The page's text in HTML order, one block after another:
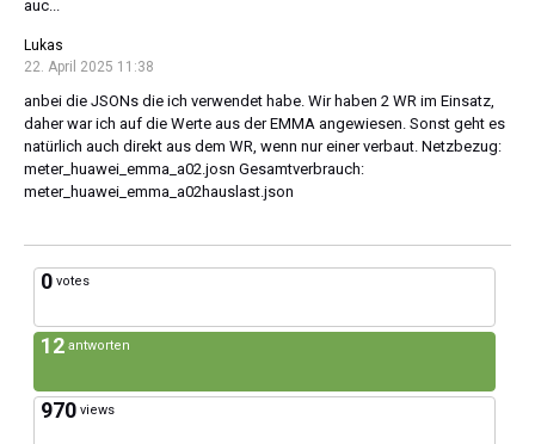
auc...
Lukas
22. April 2025 11:38
anbei die JSONs die ich verwendet habe. Wir haben 2 WR im Einsatz,
daher war ich auf die Werte aus der EMMA angewiesen. Sonst geht es
natürlich auch direkt aus dem WR, wenn nur einer verbaut. Netzbezug:
meter_huawei_emma_a02.josn Gesamtverbrauch:
meter_huawei_emma_a02hauslast.json
0 votes
12 antworten
970 views